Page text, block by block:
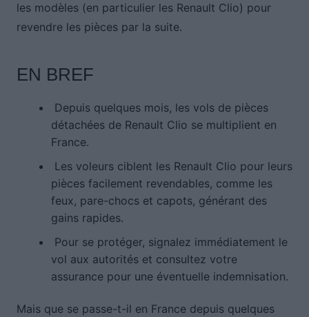
les modèles (en particulier les Renault Clio) pour
revendre les pièces par la suite.
EN BREF
Depuis quelques mois, les vols de pièces
détachées de Renault Clio se multiplient en
France.
Les voleurs ciblent les Renault Clio pour leurs
pièces facilement revendables, comme les
feux, pare-chocs et capots, générant des
gains rapides.
Pour se protéger, signalez immédiatement le
vol aux autorités et consultez votre
assurance pour une éventuelle indemnisation.
Mais que se passe-t-il en France depuis quelques